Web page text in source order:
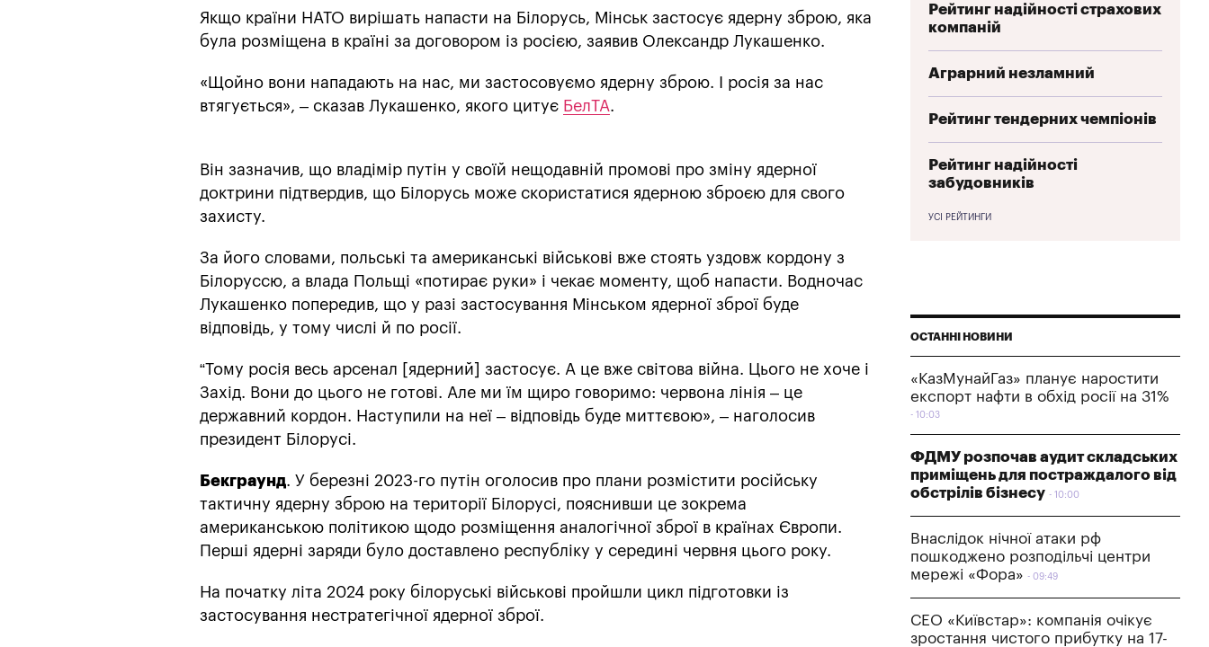
Якщо країни НАТО вирішать напасти на Білорусь, Мінськ застосує ядерну зброю, яка
була розміщена в країні за договором із росією, заявив Олександр Лукашенко.
«Щойно вони нападають на нас, ми застосовуємо ядерну зброю. І росія за нас
втягується», – сказав Лукашенко, якого цитує БелТА.
Він зазначив, що владімір путін у своїй нещодавній промові про зміну ядерної
доктрини підтвердив, що Білорусь може скористатися ядерною зброєю для свого
захисту.
За його словами, польські та американські військові вже стоять уздовж кордону з
Білоруссю, а влада Польщі «потирає руки» і чекає моменту, щоб напасти. Водночас
Лукашенко попередив, що у разі застосування Мінськом ядерної зброї буде
відповідь, у тому числі й по росії.
“Тому росія весь арсенал [ядерний] застосує. А це вже світова війна. Цього не хоче і
Захід. Вони до цього не готові. Але ми їм щиро говоримо: червона лінія – це
державний кордон. Наступили на неї – відповідь буде миттєвою», – наголосив
президент Білорусі.
Бекграунд. У березні 2023-го путін оголосив про плани розмістити російську
тактичну ядерну зброю на території Білорусі, пояснивши це зокрема
американською політикою щодо розміщення аналогічної зброї в країнах Європи.
Перші ядерні заряди було доставлено республіку у середині червня цього року.
На початку літа 2024 року білоруські військові пройшли цикл підготовки із
застосування нестратегічної ядерної зброї.
Рейтинг надійності страхових
компаній
Аграрний незламний
Рейтинг тендерних чемпіонів
Рейтинг надійності
забудовників
УСІ РЕЙТИНГИ
ОСТАННІ НОВИНИ
«КазМунайГаз» планує наростити
експорт нафти в обхід росії на 31%
10:03
ФДМУ розпочав аудит складських
приміщень для постраждалого від
обстрілів бізнесу
10:00
Внаслідок нічної атаки рф
пошкоджено розподільчі центри
мережі «Фора»
09:49
СЕО «Київстар»: компанія очікує
зростання чистого прибутку на 17-